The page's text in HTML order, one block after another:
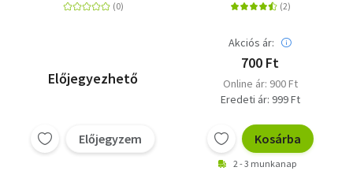
könyvéhez
Előjegyezhető
Előjegyzem
Akciós ár:
700 Ft
Online ár: 900 Ft
Eredeti ár: 999 Ft
Kosárba
2 - 3 munkanap